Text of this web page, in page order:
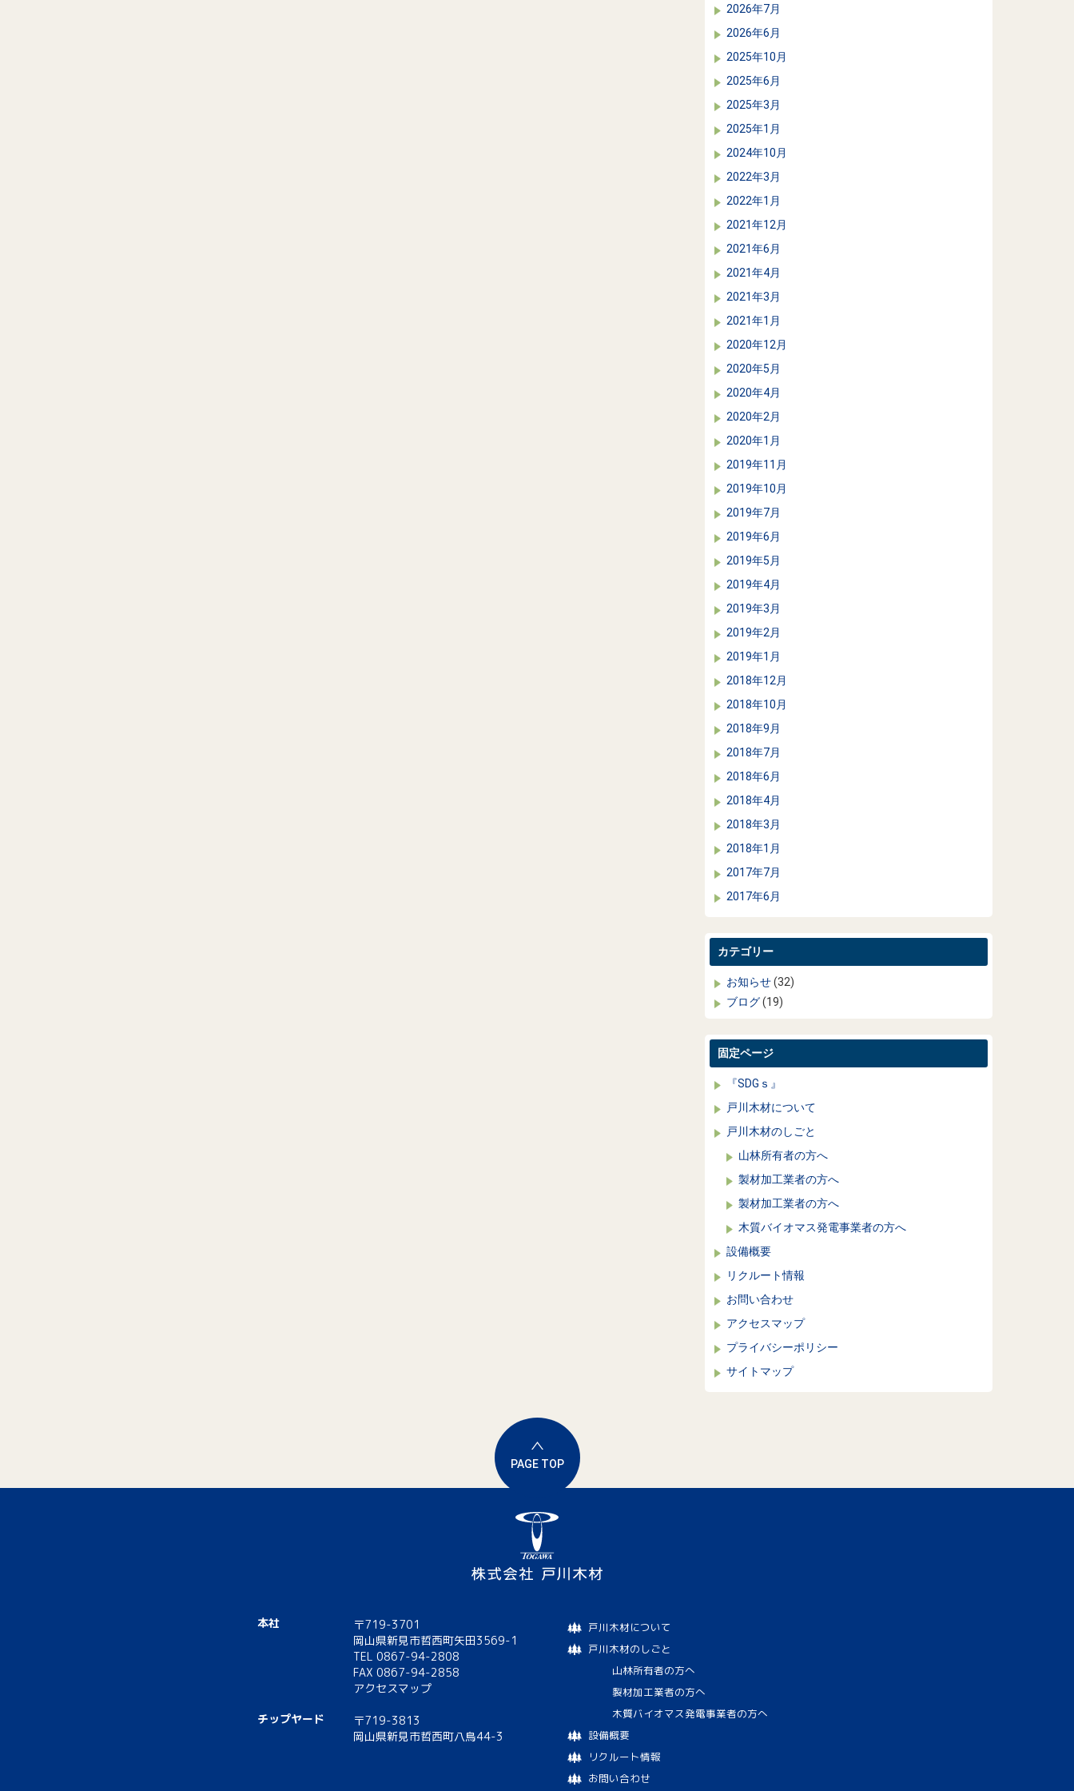
2026年7月
2026年6月
2025年10月
2025年6月
2025年3月
2025年1月
2024年10月
2022年3月
2022年1月
2021年12月
2021年6月
2021年4月
2021年3月
2021年1月
2020年12月
2020年5月
2020年4月
2020年2月
2020年1月
2019年11月
2019年10月
2019年7月
2019年6月
2019年5月
2019年4月
2019年3月
2019年2月
2019年1月
2018年12月
2018年10月
2018年9月
2018年7月
2018年6月
2018年4月
2018年3月
2018年1月
2017年7月
2017年6月
カテゴリー
お知らせ(32)
ブログ(19)
固定ページ
『SDGｓ』
戸川木材について
戸川木材のしごと
山林所有者の方へ
製材加工業者の方へ
製材加工業者の方へ
木質バイオマス発電事業者の方へ
設備概要
リクルート情報
お問い合わせ
アクセスマップ
プライバシーポリシー
サイトマップ
PAGE TOP
本社
〒719-3701
岡山県新見市哲西町矢田3569-1
TEL 0867-94-2808
FAX 0867-94-2858
アクセスマップ
チップヤード
〒719-3813
岡山県新見市哲西町八鳥44-3
戸川木材について
戸川木材のしごと
山林所有者の方へ
製材加工業者の方へ
木質バイオマス発電事業者の方へ
設備概要
リクルート情報
お問い合わせ